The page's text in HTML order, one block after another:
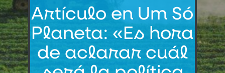
Artículo en Um Só
Planeta: «Es hora
de aclarar cuál